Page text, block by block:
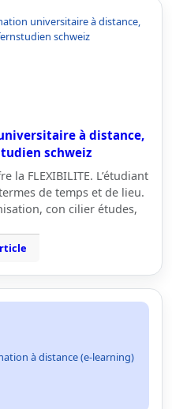
à distance,
schweiz
la FLEXIBILITE. L’étudiant
de temps et de lieu.
con cilier études,
à distance (e-learning)